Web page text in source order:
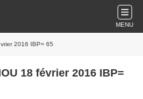
MENU
2016 IBP= 65
18 février 2016 IBP=